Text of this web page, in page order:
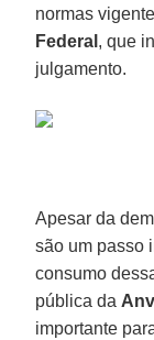
normas
Federal , que
julgamento.
Apesar da
são um passo
consumo
pública da
importante